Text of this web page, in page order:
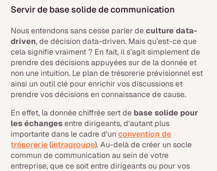
Servir de base solide de communication
Nous entendons sans cesse parler deculturedata-
driven, de décisiondata-driven. Mais qu’est-ce que
cela signifie vraiment ? En fait, il s’agit simplement de
prendre des décisions appuyées sur de la donnée et
non une intuition. Le plan de trésorerie prévisionnel est
ainsi un outil clé pour enrichir vos discussions et
prendre vos décisions en connaissance de cause.
En effet, la donnée chiffrée sert de base solide pour
les échangesentre dirigeants, d'autant plus
importante dans le cadre d'unconvention de
trésorerie(intragroupe). Au-delà de créer un socle
commun de communication au sein de votre
entreprise, que ce soit entre dirigeants ou pour vos